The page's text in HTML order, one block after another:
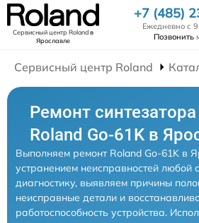
Сервисный центр Rolandв
Ярославле
+7 (485)
Ежедневно с
Позвонить
Сервисный центр Roland
Ремонт синтезатора
Roland Go-61K в
Выполняем ремонт Roland Go-61K в
устранением неисправностей любой
диагностику, выявляем причины
неисправные детали и
работоспособность устройства.